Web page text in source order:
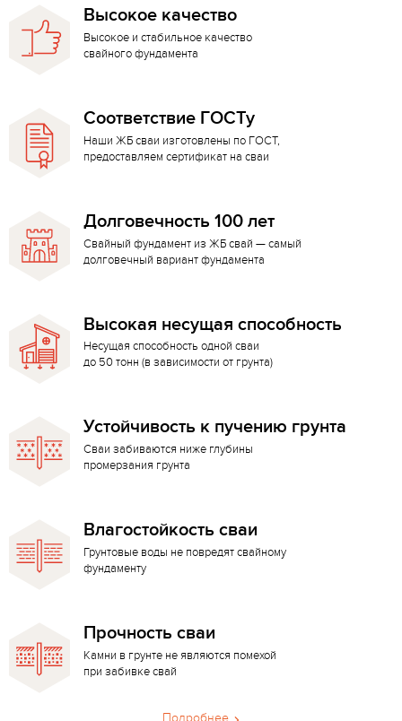
Высокое качество
Высокое и стабильное качество
свайного фундамента
Соответствие ГОСТу
Наши ЖБ сваи изготовлены по ГОСТ,
предоставляем сертификат на сваи
Долговечность 100 лет
Свайный фундамент из ЖБ свай — самый
долговечный вариант фундамента
Высокая несущая способность
Несущая способность одной сваи
до 50 тонн (в зависимости от грунта)
Устойчивость к пучению грунта
Сваи забиваются ниже глубины
промерзания грунта
Влагостойкость сваи
Грунтовые воды не повредят свайному
фундаменту
Прочность сваи
Камни в грунте не являются помехой
при забивке свай
Подробнее